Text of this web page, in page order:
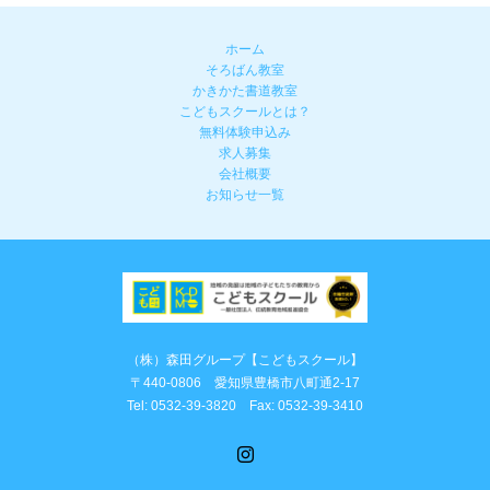
ホーム
そろばん教室
かきかた書道教室
こどもスクールとは？
無料体験申込み
求人募集
会社概要
お知らせ一覧
（株）森田グループ【こどもスクール】
〒440-0806 愛知県豊橋市八町通2-17
Tel: 0532-39-3820 Fax: 0532-39-3410